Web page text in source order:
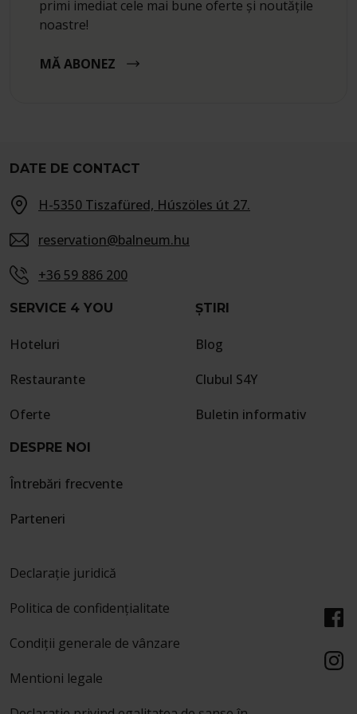
primi imediat cele mai bune oferte și noutățile
noastre!
MĂ ABONEZ
DATE DE CONTACT
H-5350 Tiszafüred, Húszöles út 27.
reservation@balneum.hu
+36 59 886 200
SERVICE 4 YOU
Hoteluri
Restaurante
Oferte
ȘTIRI
Blog
Clubul S4Y
Buletin informativ
DESPRE NOI
Întrebări frecvente
Parteneri
Declarație juridică
Politica de confidențialitate
Condiții generale de vânzare
Mentioni legale